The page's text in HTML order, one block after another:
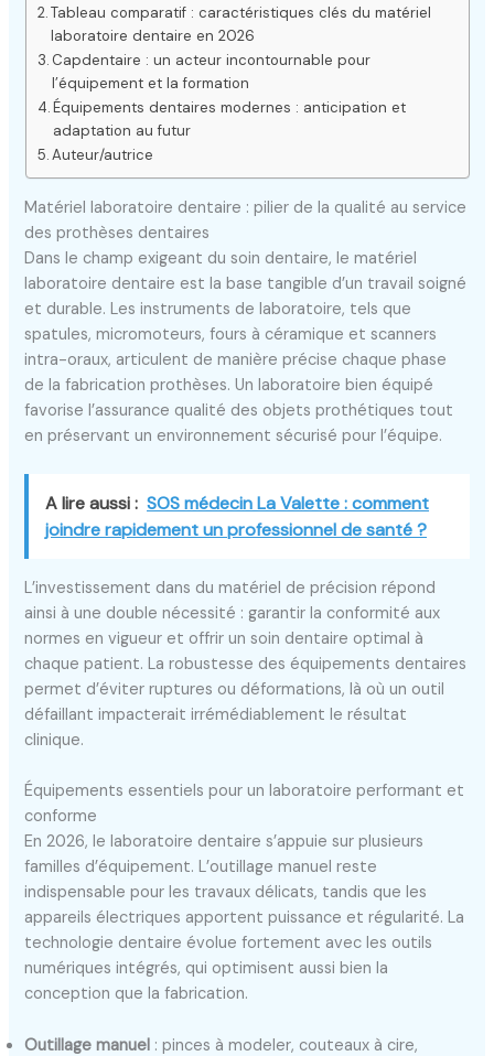
Tableau comparatif : caractéristiques clés du matériel
laboratoire dentaire en 2026
Capdentaire : un acteur incontournable pour
l’équipement et la formation
Équipements dentaires modernes : anticipation et
adaptation au futur
Auteur/autrice
Matériel laboratoire dentaire : pilier de la qualité au service
des prothèses dentaires
Dans le champ exigeant du soin dentaire, le matériel
laboratoire dentaire est la base tangible d’un travail soigné
et durable. Les instruments de laboratoire, tels que
spatules, micromoteurs, fours à céramique et scanners
intra-oraux, articulent de manière précise chaque phase
de la fabrication prothèses. Un laboratoire bien équipé
favorise l’assurance qualité des objets prothétiques tout
en préservant un environnement sécurisé pour l’équipe.
A lire aussi : SOS médecin La Valette : comment
joindre rapidement un professionnel de santé ?
L’investissement dans du matériel de précision répond
ainsi à une double nécessité : garantir la conformité aux
normes en vigueur et offrir un soin dentaire optimal à
chaque patient. La robustesse des équipements dentaires
permet d’éviter ruptures ou déformations, là où un outil
défaillant impacterait irrémédiablement le résultat
clinique.
Équipements essentiels pour un laboratoire performant et
conforme
En 2026, le laboratoire dentaire s’appuie sur plusieurs
familles d’équipement. L’outillage manuel reste
indispensable pour les travaux délicats, tandis que les
appareils électriques apportent puissance et régularité. La
technologie dentaire évolue fortement avec les outils
numériques intégrés, qui optimisent aussi bien la
conception que la fabrication.
Outillage manuel : pinces à modeler, couteaux à cire,